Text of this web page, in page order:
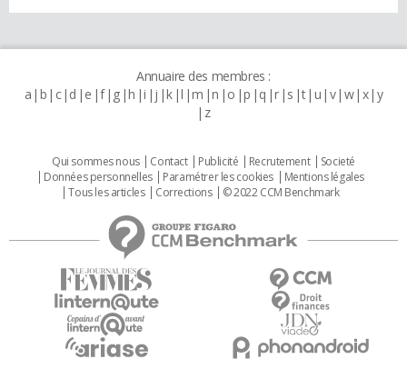
Annuaire des membres :
a b c d e f g h i j k l m n o p q r s t u v w x y
z
Qui sommes nous Contact Publicité Recrutement
Societé
Données personnelles
Paramétrer les cookies
Mentions légales
Tous les articles
Corrections © 2022 CCM Benchmark